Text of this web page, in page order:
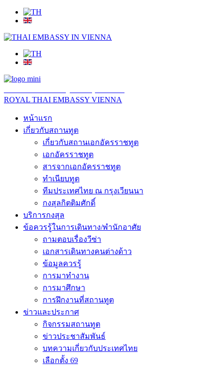
ROYAL THAI EMBASSY VIENNA
หน้าแรก
เกี่ยวกับสถานทูต
เกี่ยวกับสถานเอกอัครราชทูต
เอกอัครราชทูต
สารจากเอกอัครราชทูต
ทำเนียบทูต
ทีมประเทศไทย ณ กรุงเวียนนา
กงสุลกิตติมศักดิ์
บริการกงสุล
ข้อควรรู้ในการเดินทาง/พำนักอาศัย
ถามตอบเรื่องวีซ่า
เอกสารเดินทางคนต่างด้าว
ข้อมูลควรรู้
การมาทำงาน
การมาศึกษา
การฝึกงานที่สถานทูต
ข่าวและประกาศ
กิจกรรมสถานทูต
ข่าวประชาสัมพันธ์
บทความเกี่ยวกับประเทศไทย
เลือกตั้ง 69